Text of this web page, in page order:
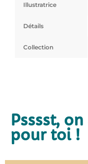
Illustratrice
Détails
Collection
Psssst,
pour toi !